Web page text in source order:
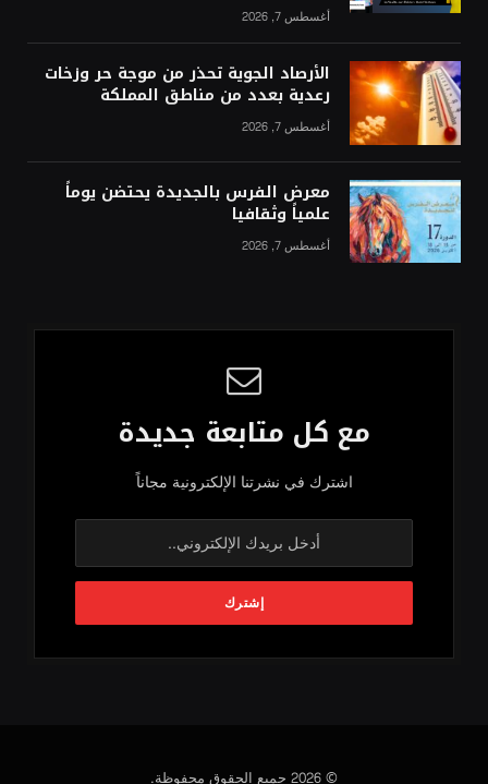
أغسطس 7, 2026
الأرصاد الجوية تحذر من موجة حر وزخات
رعدية بعدد من مناطق المملكة
أغسطس 7, 2026
معرض الفرس بالجديدة يحتضن يوماً
علمياً وثقافيا
أغسطس 7, 2026
مع كل متابعة جديدة
اشترك في نشرتنا الإلكترونية مجاناً
© 2026 جميع الحقوق محفوظة.